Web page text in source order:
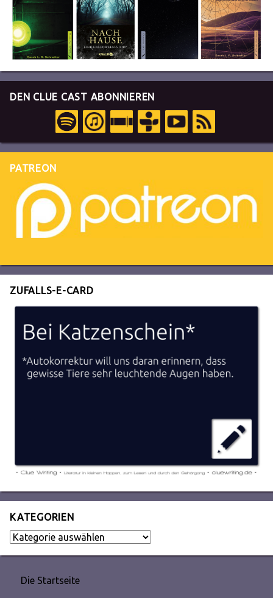
DEN CLUE CAST ABONNIEREN
PATREON
ZUFALLS-E-CARD
KATEGORIEN
Kategorien
Die Startseite